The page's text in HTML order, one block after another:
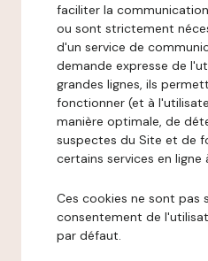
faciliter la
ou sont strictement
d'un service de
demande expresse de
grandes lignes, ils
fonctionner (et à
manière optimale, de
suspectes du Site et de
certains services en ligne
Ces cookies ne sont pas
consentement de
par défaut.